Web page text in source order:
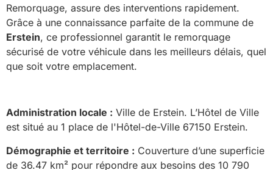
Remorquage, assure des interventions rapidement.
Grâce à une connaissance parfaite de la commune de
Erstein, ce professionnel garantit le remorquage
sécurisé de votre véhicule dans les meilleurs délais, quel
que soit votre emplacement.
Administration locale : Ville de Erstein. L’Hôtel de Ville
est situé au 1 place de l'Hôtel-de-Ville 67150 Erstein.
Démographie et territoire : Couverture d’une superficie
de 36.47 km² pour répondre aux besoins des 10 790